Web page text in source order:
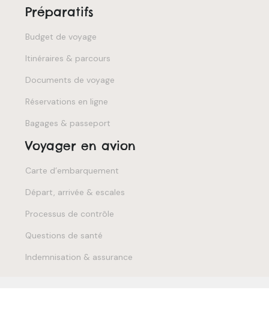
Préparatifs
Budget de voyage
Itinéraires & parcours
Documents de voyage
Réservations en ligne
Bagages & passeport
Voyager en avion
Carte d’embarquement
Départ, arrivée & escales
Processus de contrôle
Questions de santé
Indemnisation & assurance